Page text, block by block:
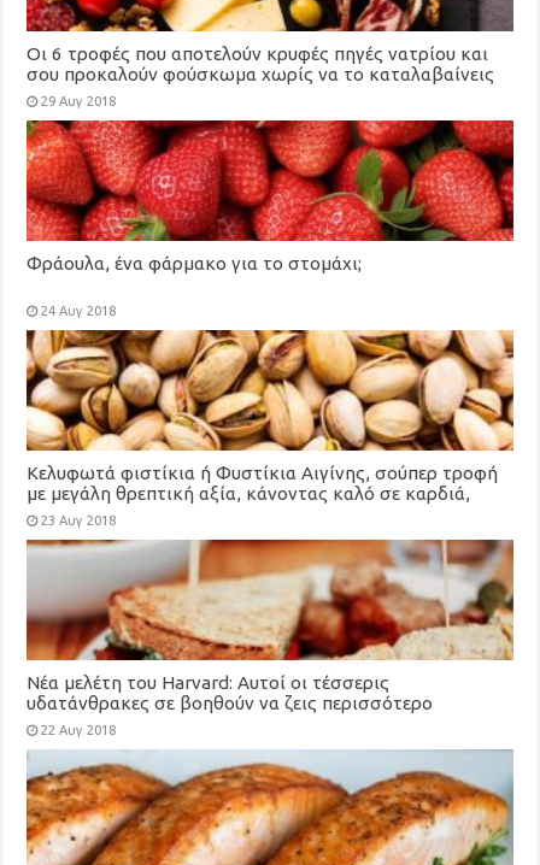
Οι 6 τροφές που αποτελούν κρυφές πηγές νατρίου και
σου προκαλούν φούσκωμα χωρίς να το καταλαβαίνεις
29 Αυγ 2018
Φράουλα, ένα φάρμακο για το στομάχι;
24 Αυγ 2018
Κελυφωτά φιστίκια ή Φυστίκια Αιγίνης, σούπερ τροφή
με μεγάλη θρεπτική αξία, κάνοντας καλό σε καρδιά,
χοληστερίνη, μάτια, αδυνάτισμα
23 Αυγ 2018
Νέα μελέτη του Harvard: Αυτοί οι τέσσερις
υδατάνθρακες σε βοηθούν να ζεις περισσότερο
22 Αυγ 2018